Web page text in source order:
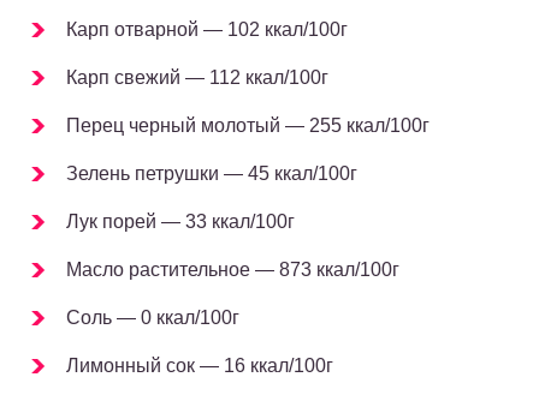
Карп отварной — 102 ккал/100г
Карп свежий — 112 ккал/100г
Перец черный молотый — 255 ккал/100г
Зелень петрушки — 45 ккал/100г
Лук порей — 33 ккал/100г
Масло растительное — 873 ккал/100г
Соль — 0 ккал/100г
Лимонный сок — 16 ккал/100г